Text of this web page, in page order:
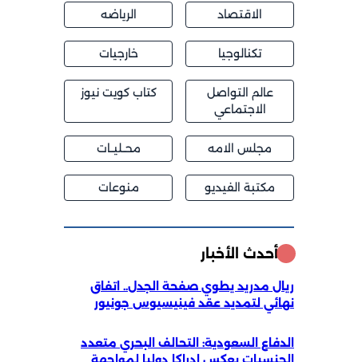
الاقتصاد الرياضه
تكنالوجيا خارجيات
عالم التواصل
الاجتماعي
كتاب كويت نيوز
مجلس الامه محــليــات
مكتبة الفيديو منوعات
أحدث الأخبار
ريال مدريد يطوي صفحة الجدل.. اتفاق
نهائي لتمديد عقد فينيسيوس جونيور
الدفاع السعودية: التحالف البحري متعدد